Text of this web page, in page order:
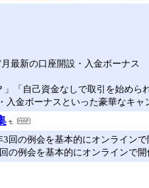
最新の口座開設・入金ボーナス
「自己資金なしで取引を始め
入金ボーナスといった豪華なキャ
回の例会を基本的にオンラインで
の例会を基本的にオンラインで開